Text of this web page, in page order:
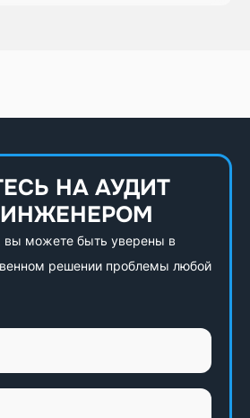
НА АУДИТ
можете быть уверены в
решении проблемы любой